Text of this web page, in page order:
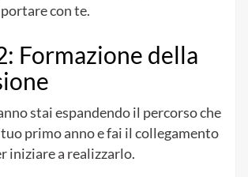
con te.
Formazione della
stai espandendo il percorso che
primo anno e fai il collegamento
iniziare a realizzarlo.